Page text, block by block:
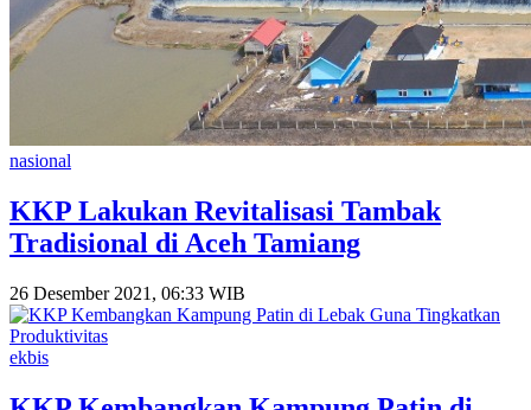
nasional
KKP Lakukan Revitalisasi Tambak
Tradisional di Aceh Tamiang
26 Desember 2021, 06:33 WIB
ekbis